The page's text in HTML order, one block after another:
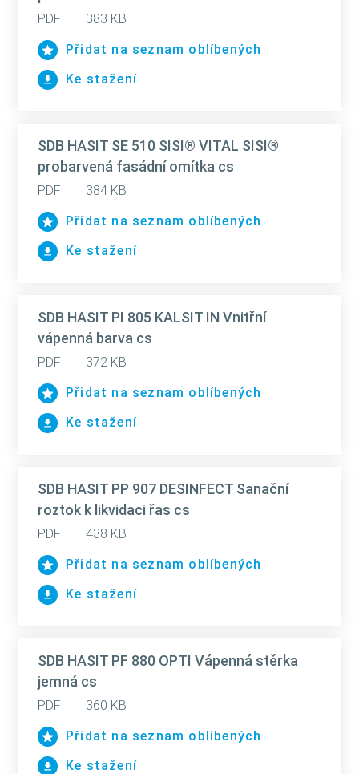
PDF
383 KB
Přidat na seznam oblíbených
Ke stažení
SDB HASIT SE 510 SISI® VITAL SISI®
probarvená fasádní omítka cs
PDF
384 KB
Přidat na seznam oblíbených
Ke stažení
SDB HASIT PI 805 KALSIT IN Vnitřní
vápenná barva cs
PDF
372 KB
Přidat na seznam oblíbených
Ke stažení
SDB HASIT PP 907 DESINFECT Sanační
roztok k likvidaci řas cs
PDF
438 KB
Přidat na seznam oblíbených
Ke stažení
SDB HASIT PF 880 OPTI Vápenná stěrka
jemná cs
PDF
360 KB
Přidat na seznam oblíbených
Ke stažení